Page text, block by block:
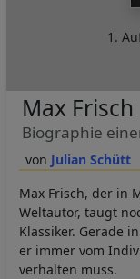
1.
Julian Schütt
Max Frisch
Biographie
Max Frisch, der in
Weltautor, taugt
Klassiker. Gerade
er immer vom
verhalten muss.